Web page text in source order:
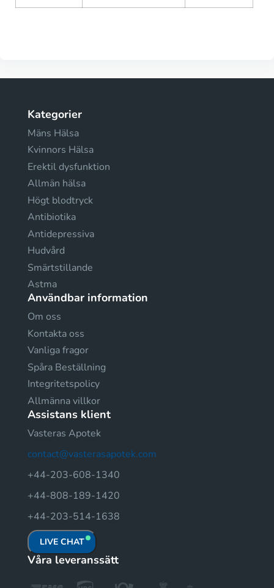
Kategorier
Mäns Hälsa
Kvinnors Hälsa
Erektil dysfunktion
Allmän hälsa
Högt blodtryck
Antibiotika
Antidepressiva
Hudvård
Smärtstillande
Astma
Användbar information
Om oss
Kontakta oss
Vanliga fragor
Spåra Beställning
Integritetspolicy
Allmänna villkor
Assistans klient
Vasteras Apotek
contact@vasterasapotek.com
+44-203-608-1340
+44-808-189-1420
+44-203-514-1638
LIVE CHAT
Våra leveranssätt